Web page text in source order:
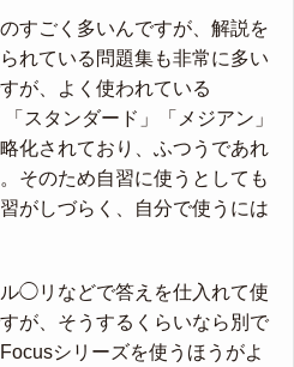
すごく多いんですが、解説を
れている問題集も非常に多い
が、よく使われている
スタンダード」「メジアン」
化されており、ふつうであれ
そのため自習に使うとしても
がしづらく、自分で使うには
◯リなどで答えを仕入れて使
が、そうするくらいなら別で
シリーズを使うほうがよ